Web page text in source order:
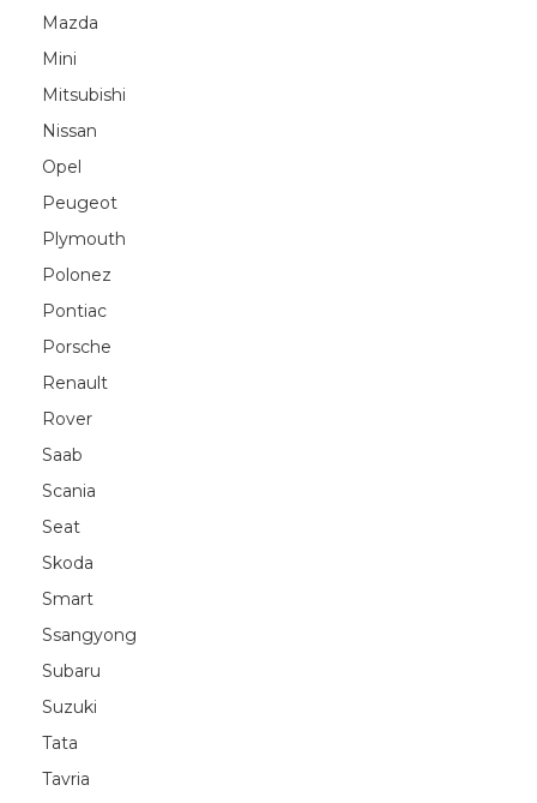
Mazda
Mini
Mitsubishi
Nissan
Opel
Peugeot
Plymouth
Polonez
Pontiac
Porsche
Renault
Rover
Saab
Scania
Seat
Skoda
Smart
Ssangyong
Subaru
Suzuki
Tata
Tavria